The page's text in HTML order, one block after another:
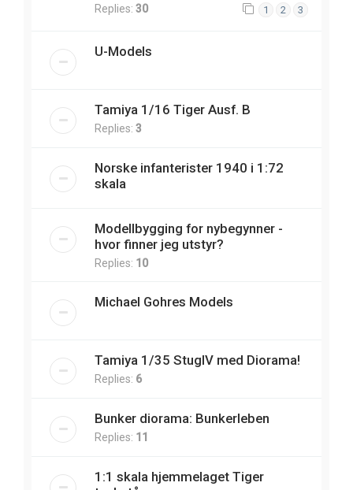
Replies: 30 1 2 3
U-Models
Tamiya 1/16 Tiger Ausf. B
Replies: 3
Norske infanterister 1940 i 1:72
skala
Modellbygging for nybegynner -
hvor finner jeg utstyr?
Replies: 10
Michael Gohres Models
Tamiya 1/35 StugIV med Diorama!
Replies: 6
Bunker diorama: Bunkerleben
Replies: 11
1:1 skala hjemmelaget Tiger